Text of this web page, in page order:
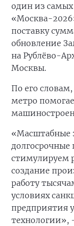
один из
«Москва-
поставку
обновление
на Рублёво-
Москвы.
По его
метро
«Масштабные
стимулируем
создание
работу
условиях
предприятия
технологии»,